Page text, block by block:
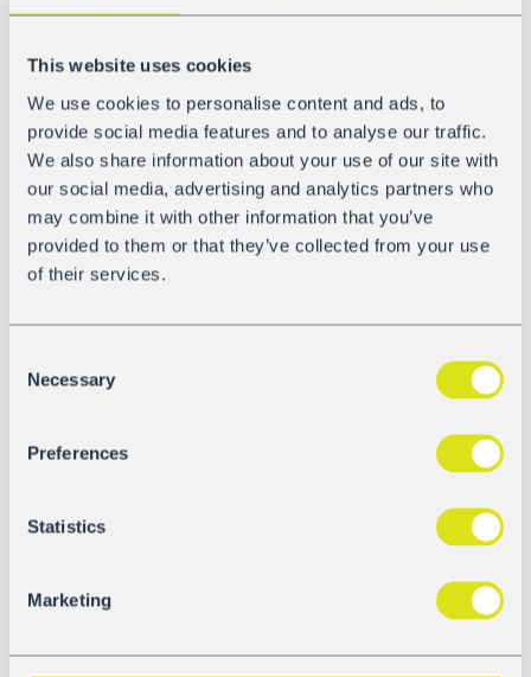
This website uses cookies
We use cookies to personalise content and ads, to
provide social media features and to analyse our traffic.
We also share information about your use of our site with
our social media, advertising and analytics partners who
may combine it with other information that you’ve
provided to them or that they’ve collected from your use
of their services.
Selection
Necessary
Preferences
Statistics
Marketing
belgischen Markt zu bedienen, und wir freuen uns, zwei
Familie begrüßen zu dürfen”, sagt Johannes Friess,
Business Unit Manager bei GATX. Johannes fügt hinzu:
“Wir sind zuversichtlich, dass dies der Beginn einer
langen, fruchtbaren Beziehung ist. GRE wird sicherlich
seinen Teil dazu beitragen, dass diese Beziehungen mit
der Zeit wachsen.”
Kunden in Frankreich, Belgien und Spanien und ist aktiv
Branchen, die sowohl Tank- als auch Güterwagen
unser Engagement für exzellenten Service machen uns
Weitere Informationen über GATX Rail Europe finden Sie